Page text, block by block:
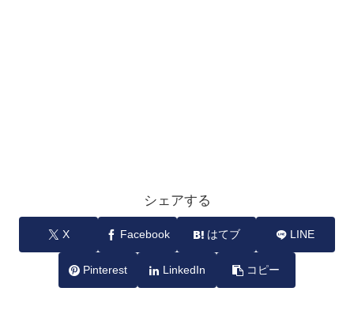
シェアする
X Facebook はてブ LINE
Pinterest LinkedIn コピー